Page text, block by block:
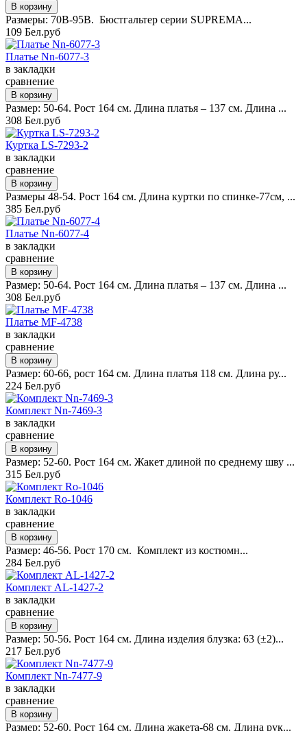
Размеры: 70B-95B. Бюстгальтер серии SUPREMA...
109 Бел.руб
Платье Nn-6077-3
в закладки
сравнение
Размер: 50-64. Рост 164 см. Длина платья – 137 см. Длина ...
308 Бел.руб
Куртка LS-7293-2
в закладки
сравнение
Размеры 48-54. Рост 164 см. Длина куртки по спинке-77см, ...
385 Бел.руб
Платье Nn-6077-4
в закладки
сравнение
Размер: 50-64. Рост 164 см. Длина платья – 137 см. Длина ...
308 Бел.руб
Платье MF-4738
в закладки
сравнение
Размер: 60-66, рост 164 см. Длина платья 118 см. Длина ру...
224 Бел.руб
Комплект Nn-7469-3
в закладки
сравнение
Размер: 52-60. Рост 164 см. Жакет длиной по среднему шву ...
315 Бел.руб
Комплект Ro-1046
в закладки
сравнение
Размер: 46-56. Рост 170 см. Комплект из костюмн...
284 Бел.руб
Комплект AL-1427-2
в закладки
сравнение
Размер: 50-56. Рост 164 см. Длина изделия блузка: 63 (±2)...
217 Бел.руб
Комплект Nn-7477-9
в закладки
сравнение
Размер: 52-60. Рост 164 см. Длина жакета-68 см. Длина рук...